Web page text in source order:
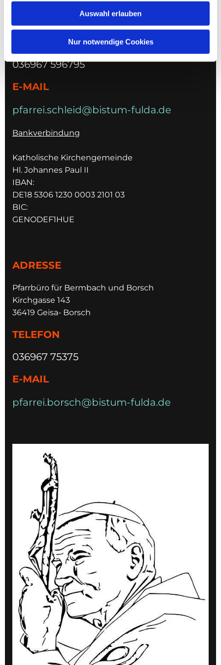
Auswahl erlauben
Nur notwendige Cookies
036967 596795
E-MAIL
pfarrei.schleid@bistum-fulda.de
Bankverbindung
Katholische Kirchengemeinde
Hl. Johannes Paul II
IBAN:
DE18 5306 1230 0003 2101 03
BIC:
GENODEF1HUE
ADRESSE
Pfarrbüro für Bermbach und Borsch
Kirchgasse 143
36419 Geisa- Borsch
TELEFON
036967 75375
E-MAIL
pfarrei.borsch@bistum-fulda.de